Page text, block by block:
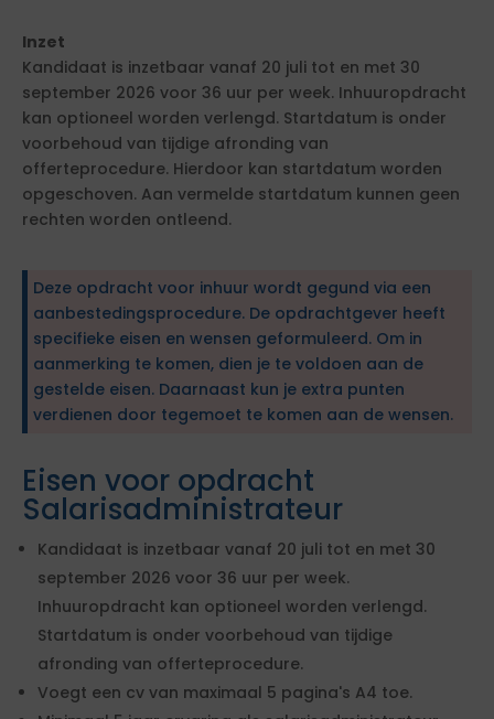
Inzet
Kandidaat is inzetbaar vanaf 20 juli tot en met 30
september 2026 voor 36 uur per week. Inhuuropdracht
kan optioneel worden verlengd. Startdatum is onder
voorbehoud van tijdige afronding van
offerteprocedure. Hierdoor kan startdatum worden
opgeschoven. Aan vermelde startdatum kunnen geen
rechten worden ontleend.
Deze opdracht voor inhuur wordt gegund via een
aanbestedingsprocedure. De opdrachtgever heeft
specifieke eisen en wensen geformuleerd. Om in
aanmerking te komen, dien je te voldoen aan de
gestelde eisen. Daarnaast kun je extra punten
verdienen door tegemoet te komen aan de wensen.
Eisen voor opdracht
Salarisadministrateur
Kandidaat is inzetbaar vanaf 20 juli tot en met 30
september 2026 voor 36 uur per week.
Inhuuropdracht kan optioneel worden verlengd.
Startdatum is onder voorbehoud van tijdige
afronding van offerteprocedure.
Voegt een cv van maximaal 5 pagina's A4 toe.